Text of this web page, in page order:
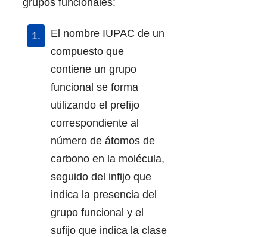
grupos funcionales:
El nombre IUPAC de un
compuesto que
contiene un grupo
funcional se forma
utilizando el prefijo
correspondiente al
número de átomos de
carbono en la molécula,
seguido del infijo que
indica la presencia del
grupo funcional y el
sufijo que indica la clase